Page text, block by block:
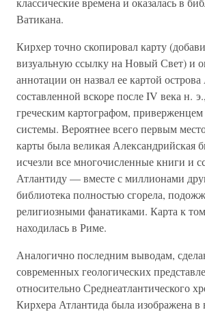
Ватикана.
Кирхер точно скопировал карту
визуальную ссылку на Новый Свет) и
аннотации он назвал ее картой
составленной вскоре после IV века н.
греческим картографом,
системы. Вероятнее всего первым
карты была великая Александрийская
исчезли все многочисленные книги и
Атлантиду — вместе с миллионами
библиотека полностью сгорела,
религиозными фанатиками. Карта к
находилась в Риме.
Аналогично последним выводам,
современных геологических
относительно Среднеатлантического
Кирхера Атлантида была изображена в